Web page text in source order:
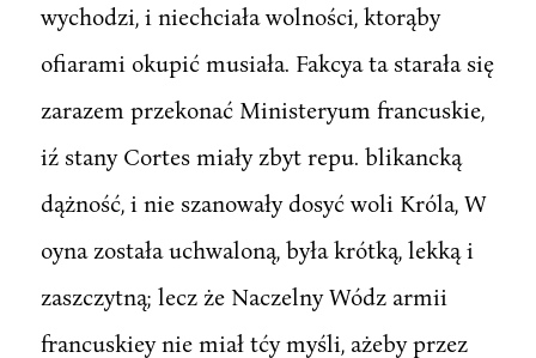
wychodzi, i niechciała wolności, ktorąby
ofiarami okupić musiała. Fakcya ta starała się
zarazem przekonać Ministeryum francuskie,
iź stany Cortes miały zbyt repu. blikancką
dążność, i nie szanowały dosyć woli Króla, W
oyna została uchwaloną, była krótką, lekką i
zaszczytną; lecz że Naczelny Wódz armii
francuskiey nie miał tćy myśli, ażeby przez